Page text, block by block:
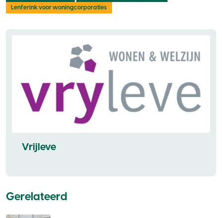
Lenferink voor woningcorporaties
Vrijleve
Gerelateerd